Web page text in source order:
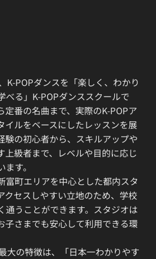
K-POPダンスを「楽しく、わかり
べる」K-POPダンススクールで
定番の名曲まで、実際のK-POPア
イルをベースにしたレッスンを展
験の初心者から、スキルアップや
上級者まで、レベルや目的に応じ
す。
富町エリアを中心とした都内スタ
クセスしやすい立地のため、学校
通うことができます。スタジオは
子さまでも安心して利用できる環
大の特徴は、「日本一わかりやす